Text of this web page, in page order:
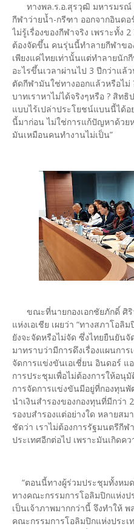
ทางพล.ร.อ.สุรวุฒิ มหารมรณ์
กีฬาว่ายน้ำ-กรีฑา ออกจากอินดอ
ไม่รู้เรื่องของกีฬาจริง เพราะทั้ง
ต้องจัดขึ้น คนรุ่นนี้ทำลายกีฬาข
เพียงแค่ไทยเท่านั้นแต่ทำลายนัก
อะไรขึ้นเวลาผ่านไป 3 ปีกว่าแล้
ตัดกีฬามันใช่ทางออกแล้วหรือไม่
บาทเราหาไม่ได้จริงๆหรือ ? สิท
แบบไร้เปล่าประโยชน์แบนนี้ได้อ
นี้มาก่อน ไม่ใช่การแก้ปัญหาด้วย
มันเหมือนคนทำงานไม่เป็น”
ขณะที่นายกองเอกชัยภักดิ์ ศิริ
แห่งเอเชีย เผยว่า “ทางสภาโอลิ
ยังจะจัดหรือไม่จัด ซึ่งไทยยืนยัน
มาทราบว่ามีการดึงเรื่องแผนการ
จัดการแข่งขันเอเชี่ยน อินดอร์ แ
การประชุมเพื่อไม่ต้องการให้อนุ
การจัดการแข่งขันมีอยู่ที่กองทุน
นำเงินสำรองของกองทุนที่มีกว่า
รองบสำรองแต่อย่างใด หลายส
ชัดว่า เราไม่ต้องการรัฐมนตรีกีฬ
ประเทศอีกต่อไป เพราะมันเกิดค
“ตอนนี้ทางผู้ร่วมประชุมทั้งหม
ทางคณะกรรมการโอลิมปิกแห่งป
เป็นเจ้าภาพมากกว่านี้ จึงทำให้
คณะกรรมการโอลิมปิกแห่งประ